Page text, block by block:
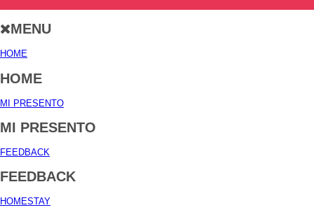
MENU
HOME
HOME
MI PRESENTO
MI PRESENTO
FEEDBACK
FEEDBACK
HOMESTAY